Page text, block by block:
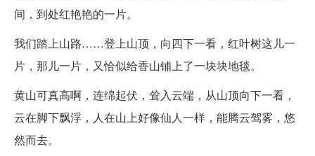
间，到处红艳艳的一片。
我们踏上山路……登上山顶，向四下一看，红叶树这儿一
片，那儿一片，又恰似给香山铺上了一块块地毯。
黄山可真高啊，连绵起伏，耸入云端，从山顶向下一看，
云在脚下飘浮，人在山上好像仙人一样，能腾云驾雾，悠
然而去。